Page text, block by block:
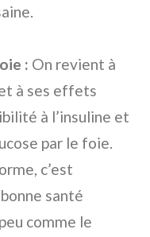
: On revient à
à ses effets
à l’insuline et
par le foie.
c’est
santé
comme le